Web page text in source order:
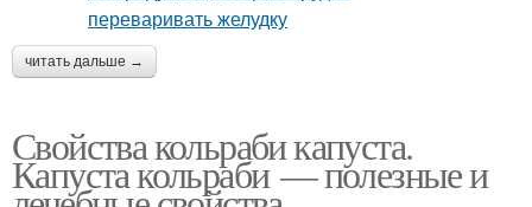
читать дальше →
Свойства кольраби капуста.
Капуста кольраби — полезные и